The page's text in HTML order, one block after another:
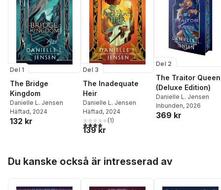
Del 1
The Bridge
Kingdom
Danielle L. Jensen
Häftad, 2024
132 kr
Del 3
The Inadequate
Heir
Danielle L. Jensen
Häftad, 2024
4,0utav 5 stjärnor. Totalt antal röster:
(1)
139 kr
Del 2
The Traitor Queen
(Deluxe Edition)
Danielle L. Jensen
Inbunden, 2026
369 kr
Du kanske också är intresserad av